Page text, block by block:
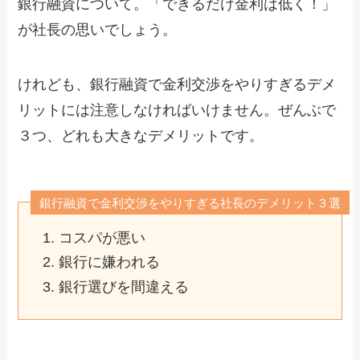
銀行融資について。「できるだけ金利は低く！」
が社長の思いでしょう。
けれども、銀行融資で金利交渉をやりすぎるデメ
リットには注意しなければいけません。ぜんぶで
３つ、どれも大きなデメリットです。
銀行融資で金利交渉をやりすぎる社長のデメリット３選
コスパが悪い
銀行に嫌われる
銀行選びを間違える